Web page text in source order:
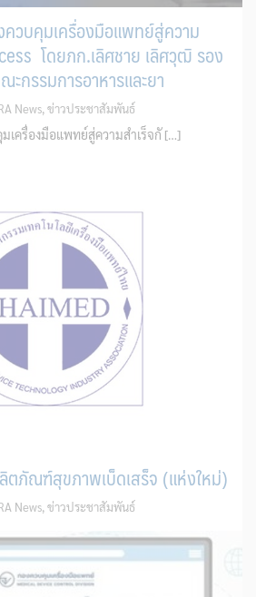
วบคุมเครื่องมือแพทย์สู่ความ
โดยภก.เลิศชาย เลิศวุฒิ รอง
ะกรรมการอาหารและยา
News, ข่าวประชาสัมพันธ์
เครื่องมือแพทย์สู่ความสำเร็จกั […]
ตภัณฑ์สุขภาพเบ็ดเสร็จ (แห่งใหม่)
News, ข่าวประชาสัมพันธ์